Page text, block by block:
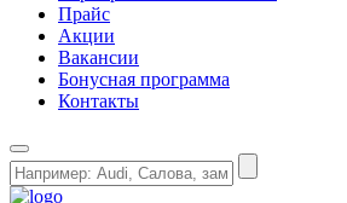
Прайс
Акции
Вакансии
Бонусная программа
Контакты